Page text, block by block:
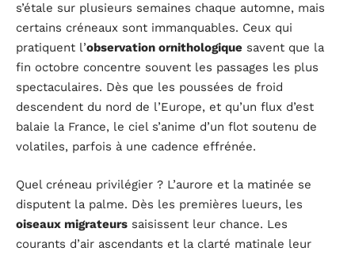
s’étale sur plusieurs semaines chaque automne, mais
certains créneaux sont immanquables. Ceux qui
pratiquent l’observation ornithologique savent que la
fin octobre concentre souvent les passages les plus
spectaculaires. Dès que les poussées de froid
descendent du nord de l’Europe, et qu’un flux d’est
balaie la France, le ciel s’anime d’un flot soutenu de
volatiles, parfois à une cadence effrénée.
Quel créneau privilégier ? L’aurore et la matinée se
disputent la palme. Dès les premières lueurs, les
oiseaux migrateurs saisissent leur chance. Les
courants d’air ascendants et la clarté matinale leur